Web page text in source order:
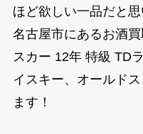
ほど欲しい一品だと
名古屋市にあるお酒
スカー 12年 特級 TD
イスキー、オールド
ます！